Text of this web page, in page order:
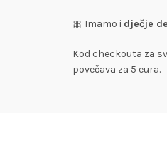
🎀 Imamo i dječje
Kod checkouta za
povečava za 5 eura.